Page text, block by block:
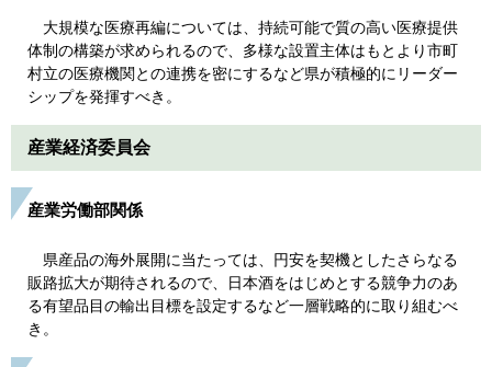
大規模な医療再編については、持続可能で質の高い医療提供
体制の構築が求められるので、多様な設置主体はもとより市町
村立の医療機関との連携を密にするなど県が積極的にリーダー
シップを発揮すべき。
産業経済委員会
産業労働部関係
県産品の海外展開に当たっては、円安を契機としたさらなる
販路拡大が期待されるので、日本酒をはじめとする競争力のあ
る有望品目の輸出目標を設定するなど一層戦略的に取り組むべ
き。